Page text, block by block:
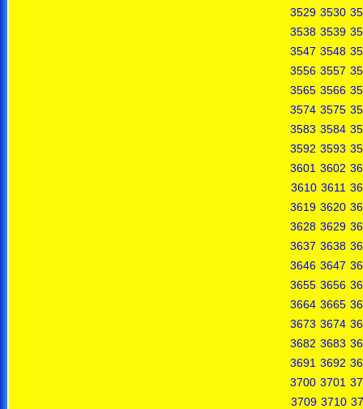
3529 3530
3538 3539
3547 3548
3556 3557
3565 3566
3574 3575
3583 3584
3592 3593
3601 3602
3610 3611
3619 3620
3628 3629
3637 3638
3646 3647
3655 3656
3664 3665
3673 3674
3682 3683
3691 3692
3700 3701
3709 3710